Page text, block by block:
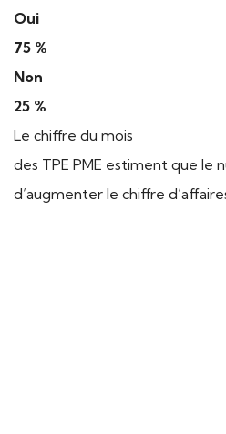
Oui
75 %
Non
25 %
Le chiffre du mois
des TPE PME estiment que le
d’augmenter le chiffre